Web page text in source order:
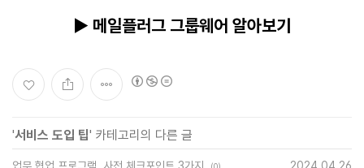
▶ 메일플러그 그룹웨어 알아보기
'서비스 도입 팁' 카테고리의 다른 글